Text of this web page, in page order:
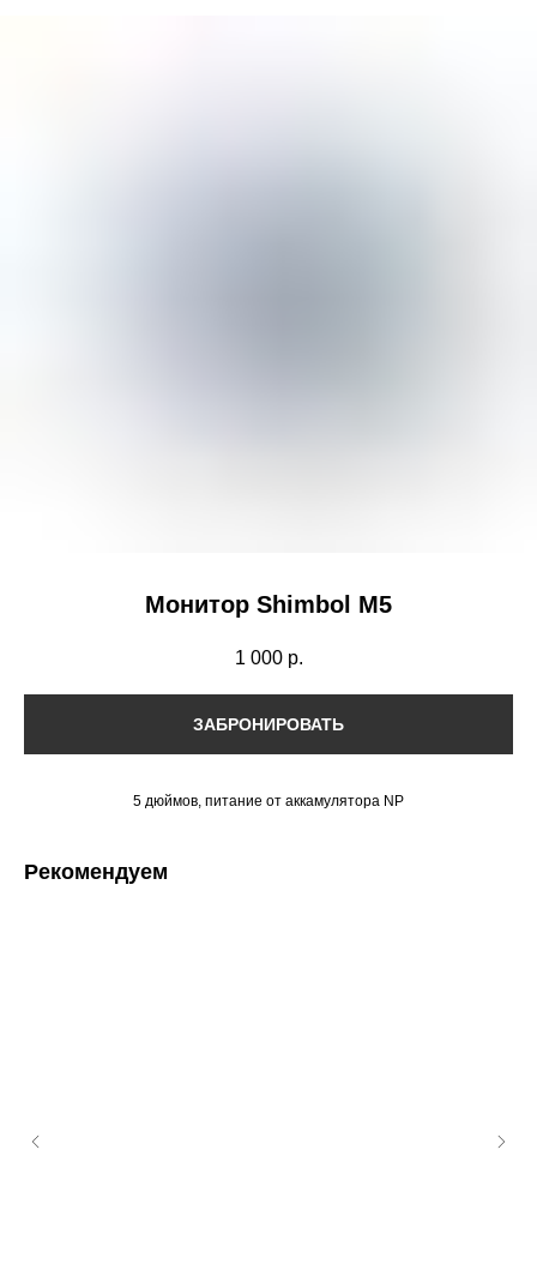
Монитор Shimbol M5
1 000 р.
ЗАБРОНИРОВАТЬ
5 дюймов, питание от аккамулятора NP
Рекомендуем